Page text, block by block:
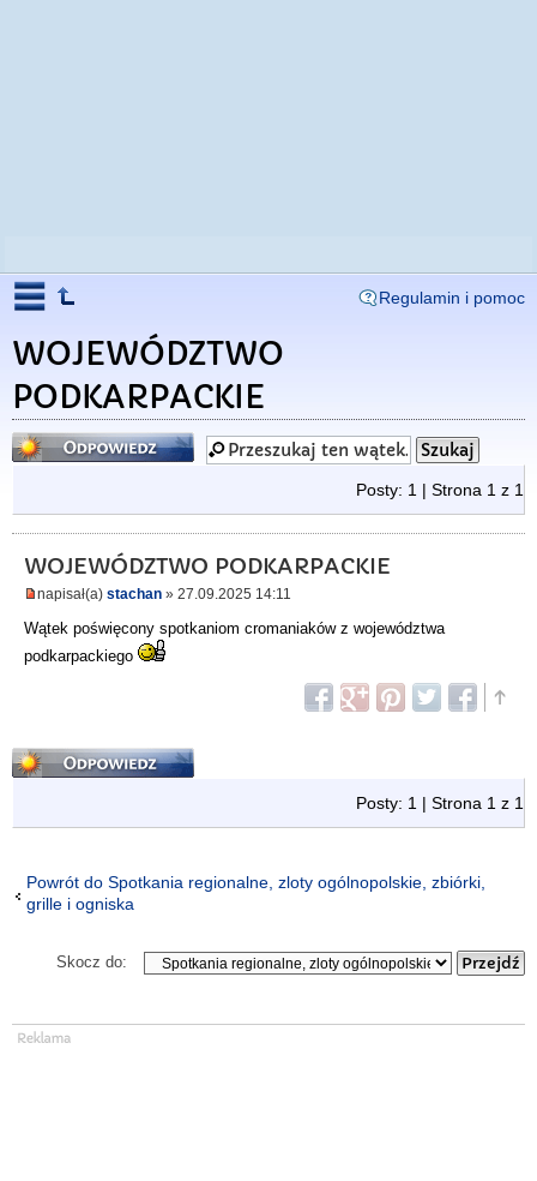
Regulamin i pomoc
WOJEWÓDZTWO
PODKARPACKIE
Odpowiedz
Posty: 1 | Strona 1 z 1
WOJEWÓDZTWO PODKARPACKIE
napisał(a) stachan » 27.09.2025 14:11
Wątek poświęcony spotkaniom cromaniaków z województwa
podkarpackiego
Odpowiedz
Posty: 1 | Strona 1 z 1
Powrót do Spotkania regionalne, zloty ogólnopolskie, zbiórki,
grille i ogniska
Skocz do: